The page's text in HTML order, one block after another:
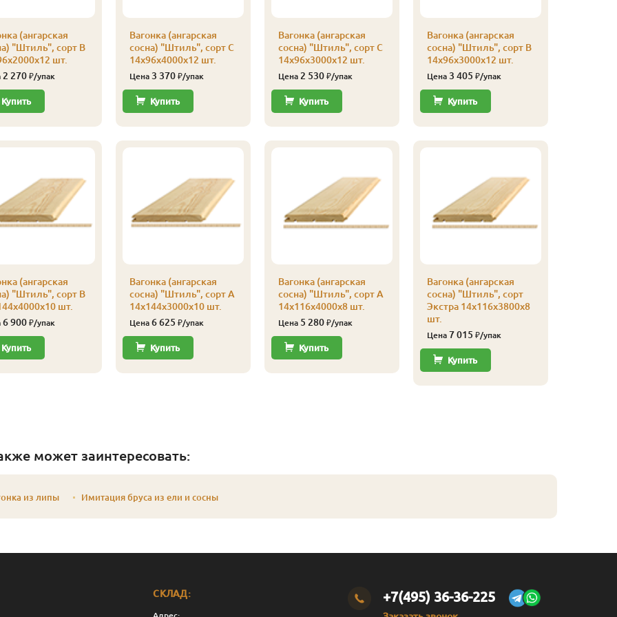
(ангарская
"Штиль", сорт В
шт.
2 270₽/упак
Купить
(ангарская
"Штиль", сорт В
шт.
6 900₽/упак
Купить
Вагонка (ангарская
сосна) "Штиль", сорт С
14х96х4000х12 шт.
Цена 3 370₽/упак
Купить
Вагонка (ангарская
сосна) "Штиль", сорт А
14х144х3000х10 шт.
Цена 6 625 ₽/упак
Купить
Вагонка (ангарская
сосна) "Штиль", сорт С
14х96х3000х12 шт.
Цена 2 530₽/упак
Купить
Вагонка (ангарская
сосна) "Штиль", сорт А
14х116х4000х8 шт.
Цена 5 280₽/упак
Купить
Вагонка (ангарская
сосна) "Штиль", сорт В
14х96х3000х12 шт.
Цена 3 405 ₽/упак
Купить
Вагонка (ангарская
сосна) "Штиль", сорт
Экстра 14х116х3800х8
шт.
Цена 7 015 ₽/упак
Купить
может заинтересовать:
из липы Имитация бруса из ели и сосны
СКЛАД:
Адрес:
+7(495) 36-36-225